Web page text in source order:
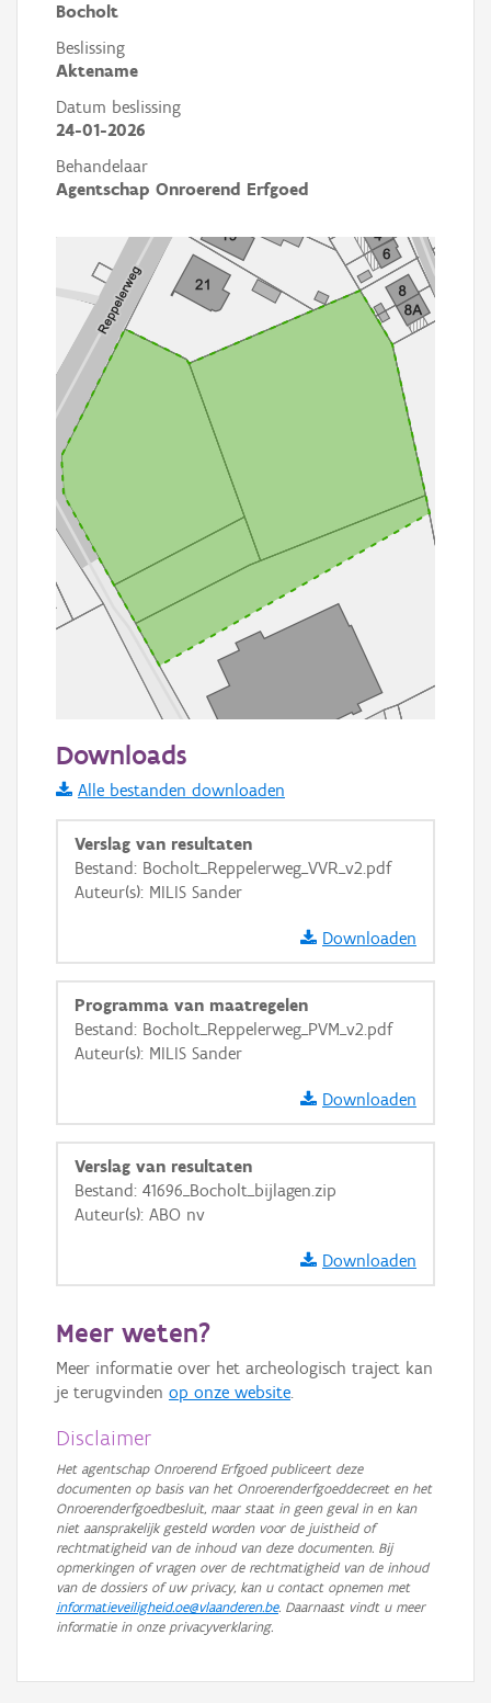
Bocholt
Beslissing
Aktename
Datum beslissing
24-01-2026
Behandelaar
Agentschap Onroerend Erfgoed
Informatie Vlaanderen
i
+ −
Basis Lagen
Ortho
GRB-Basiskaart
GRB-Basiskaart in grijswaarden
Downloads
Alle bestanden downloaden
Verslag van resultaten
Bestand: Bocholt_Reppelerweg_VVR_v2.pdf
Auteur(s): MILIS Sander
Downloaden
Programma van maatregelen
Bestand: Bocholt_Reppelerweg_PVM_v2.pdf
Auteur(s): MILIS Sander
Downloaden
Verslag van resultaten
Bestand: 41696_Bocholt_bijlagen.zip
Auteur(s): ABO nv
Downloaden
Meer weten?
Meer informatie over het archeologisch traject kan
je terugvinden op onze website.
Disclaimer
Het agentschap Onroerend Erfgoed publiceert deze
documenten op basis van het Onroerenderfgoeddecreet en het
Onroerenderfgoedbesluit, maar staat in geen geval in en kan
niet aansprakelijk gesteld worden voor de juistheid of
rechtmatigheid van de inhoud van deze documenten. Bij
opmerkingen of vragen over de rechtmatigheid van de inhoud
van de dossiers of uw privacy, kan u contact opnemen met
informatieveiligheid.oe@vlaanderen.be. Daarnaast vindt u meer
informatie in onze privacyverklaring.